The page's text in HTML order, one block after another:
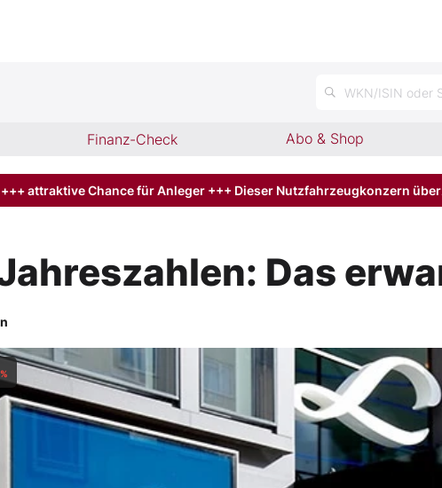
WKN/ISIN oder
Finanz-Check Abo & Shop
lesen
+++ attraktive Chance für Anleger +++ Dieser Nutzfahrzeugkonzern
Das
%